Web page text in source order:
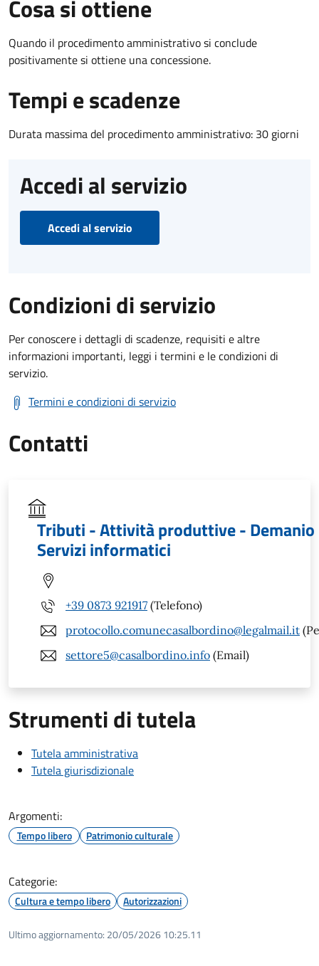
Cosa si ottiene
Quando il procedimento amministrativo si conclude
positivamente si ottiene una concessione.
Tempi e scadenze
Durata massima del procedimento amministrativo: 30 giorni
Accedi al servizio
Accedi al servizio
Condizioni di servizio
Per conoscere i dettagli di scadenze, requisiti e altre
informazioni importanti, leggi i termini e le condizioni di
servizio.
Termini e condizioni di servizio
Contatti
Tributi - Attività produttive -
Servizi informatici
+39 0873 921917 (Telefono)
protocollo.comunecasalbordino@legalmail.it
settore5@casalbordino.info (Email)
Strumenti di tutela
Tutela amministrativa
Tutela giurisdizionale
Argomenti:
Tempo libero Patrimonio culturale
Categorie:
Cultura e tempo libero Autorizzazioni
Ultimo aggiornamento: 20/05/2026 10:25.11